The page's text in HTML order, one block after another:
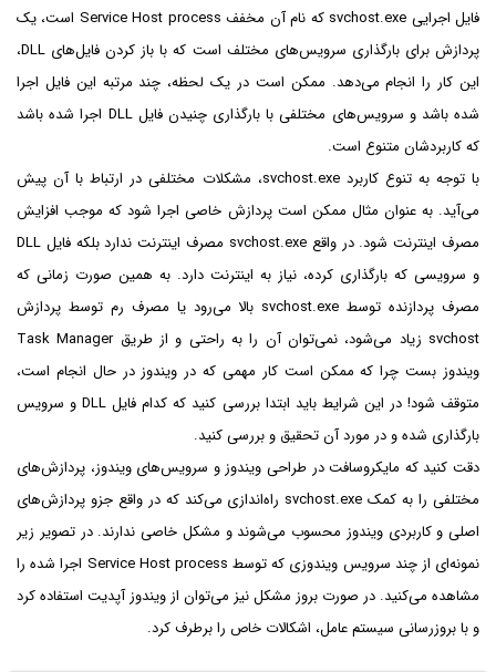
فایل اجرایی svchost.exe که نام آن مخفف Service Host process است، یک
پردازش برای بارگذاری سرویس‌های مختلف است که با باز کردن فایل‌های DLL،
این کار را انجام می‌دهد. ممکن است در یک لحظه، چند مرتبه این فایل اجرا
شده باشد و سرویس‌های مختلفی با بارگذاری چنیدن فایل DLL اجرا شده باشد
که کاربردشان متنوع است.
با توجه به تنوع کاربرد svchost.exe، مشکلات مختلفی در ارتباط با آن پیش
می‌آید. به عنوان مثال ممکن است پردازش خاصی اجرا شود که موجب افزایش
مصرف اینترنت شود. در واقع svchost.exe مصرف اینترنت ندارد بلکه فایل DLL
و سرویسی که بارگذاری کرده، نیاز به اینترنت دارد. به همین صورت زمانی که
مصرف پردازنده توسط svchost.exe بالا می‌رود یا مصرف رم توسط پردازش
svchost زیاد می‌شود، نمی‌توان آن را به راحتی و از طریق Task Manager
ویندوز بست چرا که ممکن است کار مهمی که در ویندوز در حال انجام است،
متوقف شود! در این شرایط باید ابتدا بررسی کنید که کدام فایل DLL و سرویس
بارگذاری شده و در مورد آن تحقیق و بررسی کنید.
دقت کنید که مایکروسافت در طراحی ویندوز و سرویس‌های ویندوز، پردازش‌های
مختلفی را به کمک svchost.exe راه‌اندازی می‌کند که در واقع جزو پردازش‌های
اصلی و کاربردی ویندوز محسوب می‌شوند و مشکل خاصی ندارند. در تصویر زیر
نمونه‌ای از چند سرویس ویندوزی که توسط Service Host process اجرا شده را
مشاهده می‌کنید. در صورت بروز مشکل نیز می‌توان از ویندوز آپدیت استفاده کرد
و با بروزرسانی سیستم عامل، اشکالات خاص را برطرف کرد.